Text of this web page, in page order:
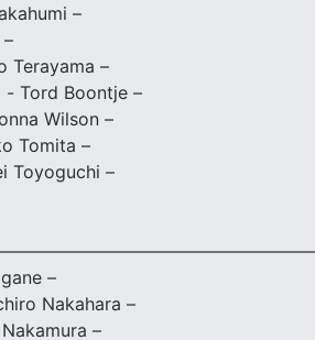
–
Terayama –
- Tord Boontje –
Wilson –
Tomita –
Toyoguchi –
–
Nakahara –
–